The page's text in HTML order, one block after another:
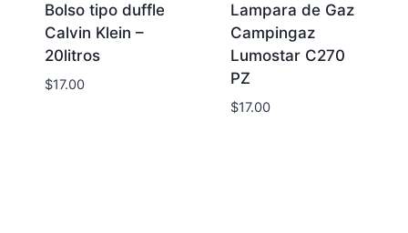
Bolso tipo duffle
Calvin Klein –
20litros
$17.00
Lampara de Gaz
Campingaz
Lumostar C270
PZ
$17.00